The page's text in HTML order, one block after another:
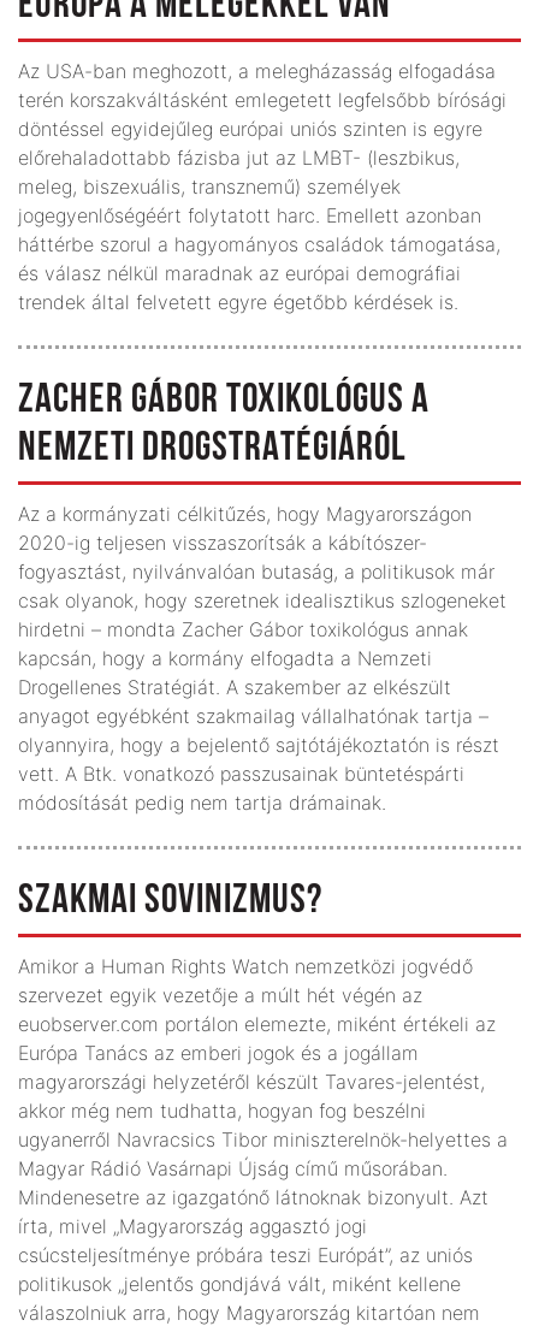
Az USA-ban meghozott, a melegházasság elfogadása
terén korszakváltásként emlegetett legfelsőbb bírósági
döntéssel egyidejűleg európai uniós szinten is egyre
előrehaladottabb fázisba jut az LMBT- (leszbikus,
meleg, biszexuális, transznemű) személyek
jogegyenlőségéért folytatott harc. Emellett azonban
háttérbe szorul a hagyományos családok támogatása,
és válasz nélkül maradnak az európai demográfiai
trendek által felvetett egyre égetőbb kérdések is.
ZACHER GÁBOR TOXIKOLÓGUS A
NEMZETI DROGSTRATÉGIÁRÓL
Az a kormányzati célkitűzés, hogy Magyarországon
2020-ig teljesen visszaszorítsák a kábítószer-
fogyasztást, nyilvánvalóan butaság, a politikusok már
csak olyanok, hogy szeretnek idealisztikus szlogeneket
hirdetni – mondta Zacher Gábor toxikológus annak
kapcsán, hogy a kormány elfogadta a Nemzeti
Drogellenes Stratégiát. A szakember az elkészült
anyagot egyébként szakmailag vállalhatónak tartja –
olyannyira, hogy a bejelentő sajtótájékoztatón is részt
vett. A Btk. vonatkozó passzusainak büntetéspárti
módosítását pedig nem tartja drámainak.
SZAKMAI SOVINIZMUS?
Amikor a Human Rights Watch nemzetközi jogvédő
szervezet egyik vezetője a múlt hét végén az
euobserver.com portálon elemezte, miként értékeli az
Európa Tanács az emberi jogok és a jogállam
magyarországi helyzetéről készült Tavares-jelentést,
akkor még nem tudhatta, hogyan fog beszélni
ugyanerről Navracsics Tibor miniszterelnök-helyettes a
Magyar Rádió Vasárnapi Újság című műsorában.
Mindenesetre az igazgatónő látnoknak bizonyult. Azt
írta, mivel „Magyarország aggasztó jogi
csúcsteljesítménye próbára teszi Európát”, az uniós
politikusok „jelentős gondjává vált, miként kellene
válaszolniuk arra, hogy Magyarország kitartóan nem